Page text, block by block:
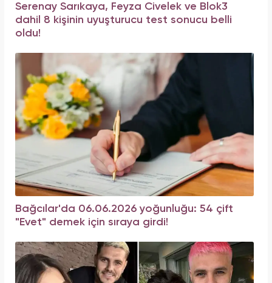
Serenay Sarıkaya, Feyza Civelek ve Blok3
dahil 8 kişinin uyuşturucu test sonucu belli
oldu!
Bağcılar'da 06.06.2026 yoğunluğu: 54 çift
"Evet" demek için sıraya girdi!